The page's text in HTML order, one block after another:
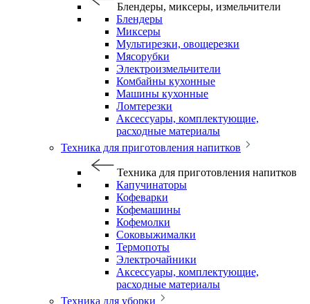
Блендеры, миксеры, измельчители
Блендеры
Миксеры
Мультирезки, овощерезки
Мясорубки
Электроизмельчители
Комбайны кухонные
Машины кухонные
Ломтерезки
Аксессуары, комплектующие,
расходные материалы
Техника для приготовления напитков
Техника для приготовления напитков
Капучинаторы
Кофеварки
Кофемашины
Кофемолки
Соковыжималки
Термопоты
Электрочайники
Аксессуары, комплектующие,
расходные материалы
Техника для уборки